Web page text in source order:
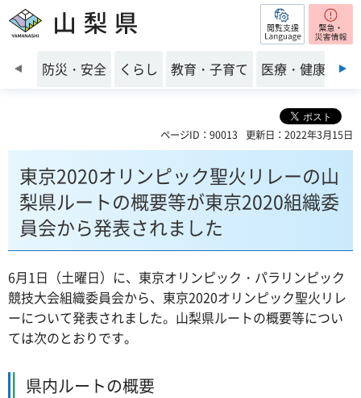
山梨県 閲覧支援
前のスライドを表示
防災・安全 くらし 教育・子育て 医療・健康・福
ページID：90013 更新日：2022年3月15日
東京2020オリンピック聖火リレーの山
梨県ルートの概要等が東京2020組織委
員会から発表されました
6月1日（土曜日）に、東京オリンピック・パラリンピック
競技大会組織委員会から、東京2020オリンピック聖火リレ
ーについて発表されました。山梨県ルートの概要等につい
ては次のとおりです。
県内ルートの概要